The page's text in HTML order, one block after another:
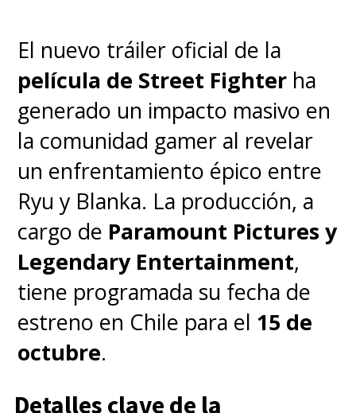
de Bond en su próxima
aventura".
Respecto al futuro actor que
interpretará al agente al servicio
secreto de su majestad, desde
The Daily Maildieron conun
comunicado interno del
estudio en el que se estipula
que 007 seguirá siendo
hombre y británico
Ante la especulación, comenzó a
El nuevo tráiler oficial de la
película de Street Fighter ha
generado un impacto masivo en
la comunidad gamer al revelar
un enfrentamiento épico entre
Ryu y Blanka. La producción, a
cargo de Paramount Pictures y
Legendary Entertainment,
tiene programada su fecha de
estreno en Chile para el 15 de
octubre.
Detalles clave de la